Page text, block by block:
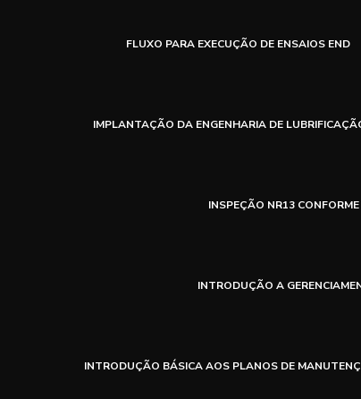
FLUXO PARA EXECUÇÃO DE ENSAIOS END
IMPLANTAÇÃO DA ENGENHARIA DE
INSPEÇÃO NR13
INTRODUÇÃO A
INTRODUÇÃO BÁSICA AOS PLANOS DE